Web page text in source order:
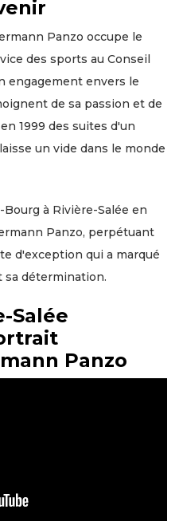
Panzo occupe le
des sports au Conseil
engagement envers le
de sa passion et de
1999 des suites d'un
un vide dans le monde
à Rivière-Salée en
Panzo, perpétuant
d'exception qui a marqué
sa détermination.
Salée
Panzo